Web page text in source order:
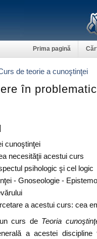
Prima pagină
de teorie a cunoştinţei
în
cunoştinţei
necesităţii acestui curs
psihologic şi cel logic
- Gnoseologie -
a acestui curs: cea
curs de Teoria
a acestei